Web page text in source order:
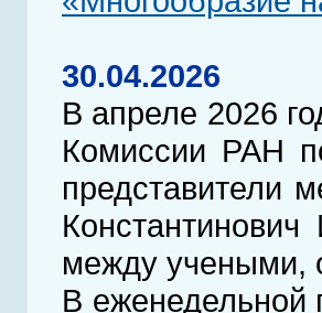
30.04.2026
В апреле 2026
Комиссии РАН
представители
между учеными,
В еженедельной